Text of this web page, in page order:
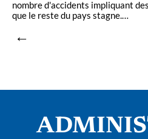
nombre d'accidents impliquant
que le reste du pays stagne.